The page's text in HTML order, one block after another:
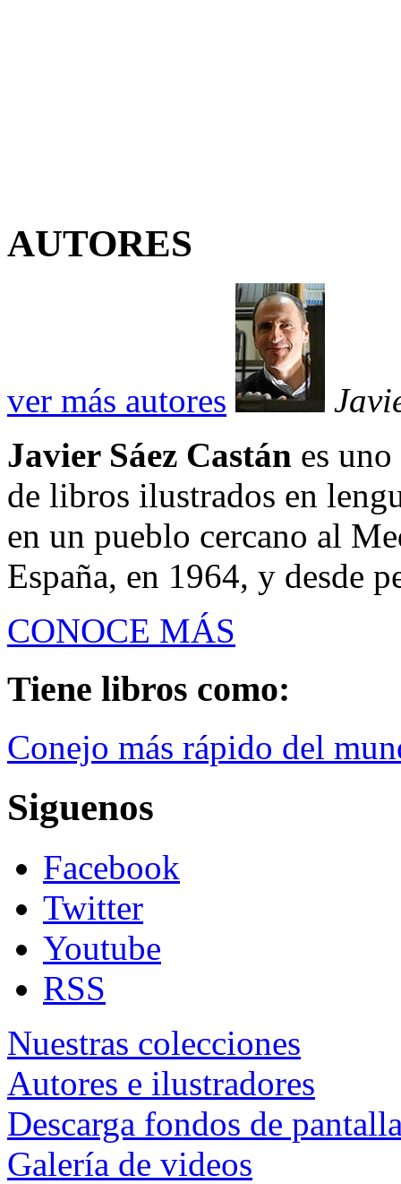
AUTORES
ver más autores
Javier Sáez Castán es
de libros ilustrados en
en un pueblo cercano al
España, en 1964, y desde
CONOCE MÁS
Tiene libros como:
Conejo más rápido del
Siguenos
Facebook
Twitter
Youtube
RSS
Nuestras colecciones
Autores e ilustradores
Descarga fondos de
Galería de videos